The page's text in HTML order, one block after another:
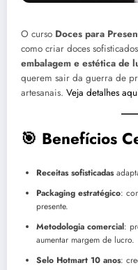
O curso Doces para
como criar doces
embalagem e estética de
querem sair da guerra de
artesanais. Veja detalhes
🎯 Benefícios
Receitas sofisticadas
Packaging estratégico:
presente.
Metodologia comercial:
aumentar margem de lucro.
Selo Hotmart 10 anos: